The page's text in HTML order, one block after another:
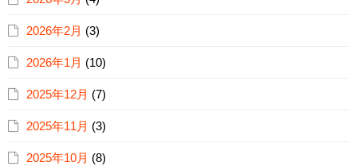
2026年2月 (3)
2026年1月 (10)
2025年12月 (7)
2025年11月 (3)
2025年10月 (8)